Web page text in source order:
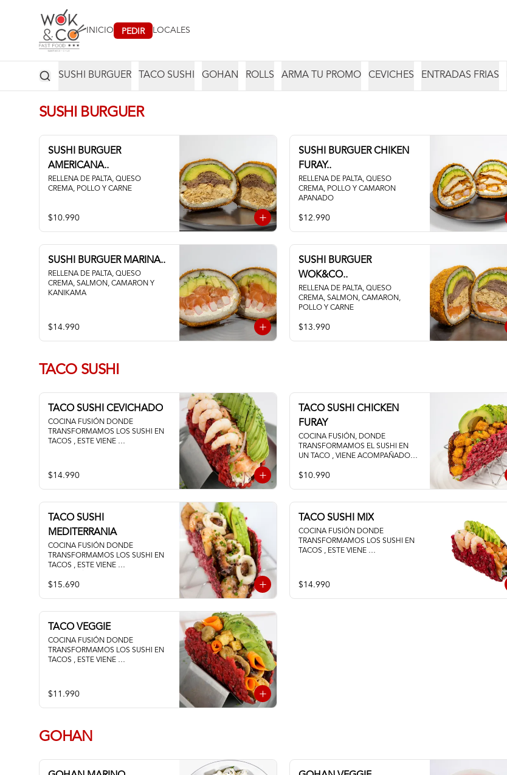
INICIO PEDIR LOCALES
SUSHI BURGUER TACO SUSHI GOHAN ROLLS ARMA TU PROMO CEVICHES ENTRADAS FRIAS
SUSHI BURGUER
SUSHI BURGUER
AMERICANA..
RELLENA DE PALTA, QUESO
CREMA, POLLO Y CARNE
$10.990
SUSHI BURGUER CHIKEN
FURAY..
RELLENA DE PALTA, QUESO
CREMA, POLLO Y CAMARON
APANADO
$12.990
SUSHI BURGUER MARINA..
RELLENA DE PALTA, QUESO
CREMA, SALMON, CAMARON Y
KANIKAMA
$14.990
SUSHI BURGUER
WOK&CO..
RELLENA DE PALTA, QUESO
CREMA, SALMON, CAMARON,
POLLO Y CARNE
$13.990
TACO SUSHI
TACO SUSHI CEVICHADO
COCINA FUSIÓN DONDE
TRANSFORMAMOS LOS SUSHI EN
TACOS , ESTE VIENE
SALMON Y CAMARON
$14.990
TACO SUSHI CHICKEN
FURAY
COCINA FUSIÓN, DONDE
TRANSFORMAMOS EL SUSHI EN
UN TACO , VIENE ACOMPAÑADO
QUESO CREMA
$10.990
TACO SUSHI
MEDITERRANIA
COCINA FUSIÓN DONDE
TRANSFORMAMOS LOS SUSHI EN
TACOS , ESTE VIENE
CAMARON PULPO Y CALAMAR
$15.690
TACO SUSHI MIX
COCINA FUSIÓN DONDE
TRANSFORMAMOS LOS SUSHI EN
TACOS , ESTE VIENE
$14.990
TACO VEGGIE
COCINA FUSIÓN DONDE
TRANSFORMAMOS LOS SUSHI EN
TACOS , ESTE VIENE
$11.990
GOHAN